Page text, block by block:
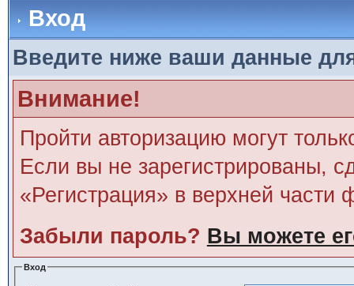
Вход
Введите ниже ваши данные
Внимание!
Пройти авторизацию могут
Если вы не зарегистрированы,
«Регистрация» в верхней части
Забыли пароль? Вы можете
Вход